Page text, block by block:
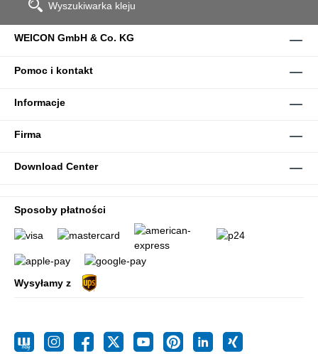
Wyszukiwarka kleju
WEICON GmbH & Co. KG
Pomoc i kontakt
Informacje
Firma
Download Center
Sposoby płatności
Wysyłamy z